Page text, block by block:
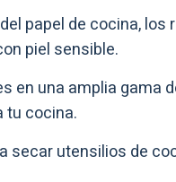
papel de cocina, los
piel sensible.
en una amplia gama
tu cocina.
secar utensilios de